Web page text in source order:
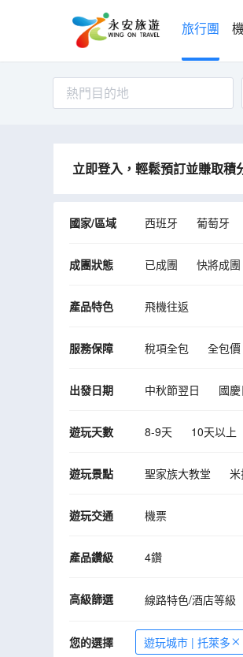
旅行團
熱門目的地
立即登入，輕鬆預訂並賺取積
國家/區域 西班牙 葡萄牙
成團狀態 已成團 快將成團
產品特色 飛機往返
服務保障 稅項全包 全包價
出發日期 中秋節翌日 國慶
遊玩天數 8-9天 10天以上
遊玩景點 聖家族大教堂
里斯本
遊玩交通 機票
產品鑽級 4鑽
高級篩選 線路特色/酒店等級
您的選擇 遊玩城市 | 托萊多